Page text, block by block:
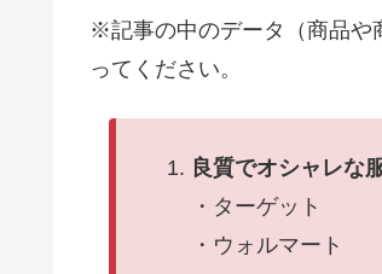
※記事の中のデータ（商品や
ってください。
良質でオシャレな
・ターゲット
・ウォルマート